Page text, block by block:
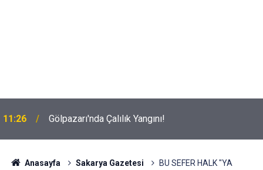
11:26 Gölpazarı'nda Çalılık Yangını!
Anasayfa Sakarya Gazetesi
BU SEFER HALK "YA